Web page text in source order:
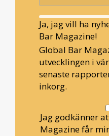
Ja, jag vill ha
Bar Magazine!
Global Bar
utvecklingen i
senaste
inkorg.
Jag godkänner
Magazine får